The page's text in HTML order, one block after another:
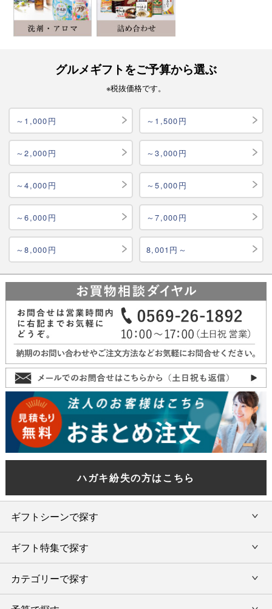
グルメギフトをご予算から選ぶ
※税抜価格です。
～1,000円 ～1,500円
～2,000円 ～3,000円
～4,000円 ～5,000円
～6,000円 ～7,000円
～8,000円 8,001円～
ハガキ紛失の方はこちら
ギフトシーンで探す
内祝い・お返し
結婚内祝い・引出物
ギフト特集で探す
旅行カタログギフト
カテゴリーで探す